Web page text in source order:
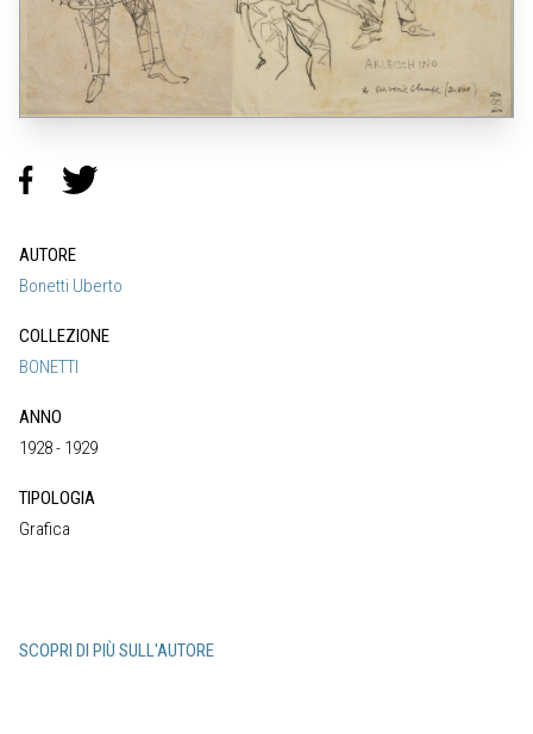
AUTORE
Bonetti Uberto
COLLEZIONE
BONETTI
ANNO
1928 - 1929
TIPOLOGIA
Grafica
SCOPRI DI PIÙ SULL'AUTORE